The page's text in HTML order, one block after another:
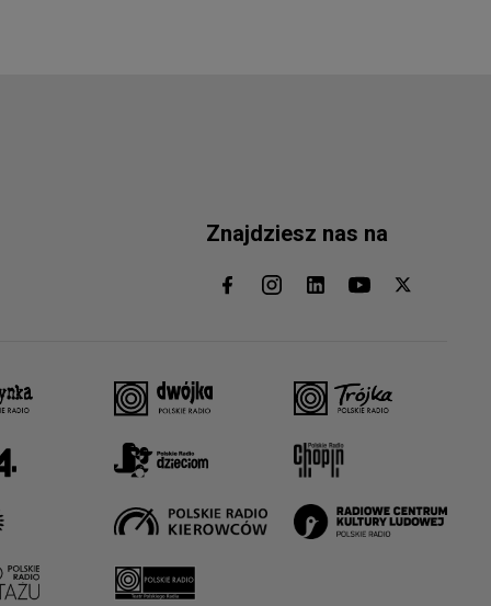
Znajdziesz nas na